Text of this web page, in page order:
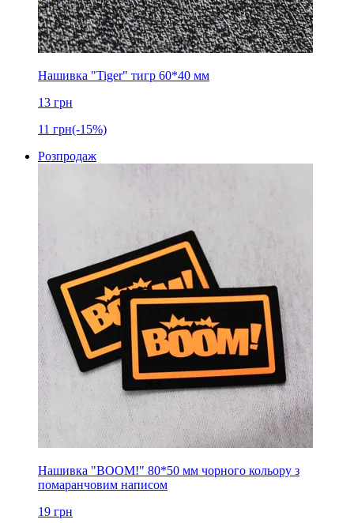
Нашивка "Tiger" тигр 60*40 мм
13 грн
11 грн(-15%)
Розпродаж
Нашивка "BOOM!" 80*50 мм чорного кольору з
помаранчовим написом
19 грн